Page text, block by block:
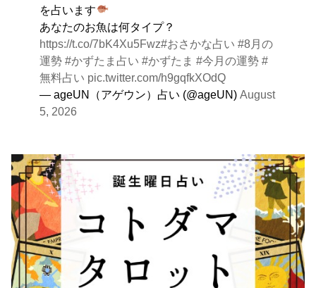
を占います
あなたのお魚は何タイプ？
https://t.co/7bK4Xu5Fwz#おさかな占い #8月の
運勢 #かずたま占い #かずたま #今月の運勢 #
無料占い pic.twitter.com/h9gqfkXOdQ
— ageUN（アゲウン）占い (@ageUN)August
5, 2026